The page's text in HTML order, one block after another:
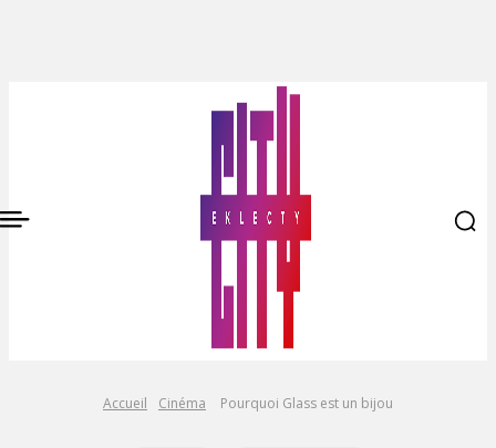
Accueil Cinéma Pourquoi Glass est un bijou